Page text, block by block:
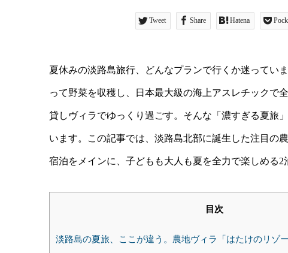
Tweet Share Hatena
夏休みの淡路島旅行、どんなプランで行くか迷ってい
って野菜を収穫し、日本最大級の海上アスレチックで
貸しヴィラでゆっくり過ごす。そんな「濃すぎる夏旅
います。この記事では、淡路島北部に誕生した注目の
宿泊をメインに、子どもも大人も夏を全力で楽しめる2
目次
淡路島の夏旅、ここが違う。農地ヴィラ「はたけのリゾ